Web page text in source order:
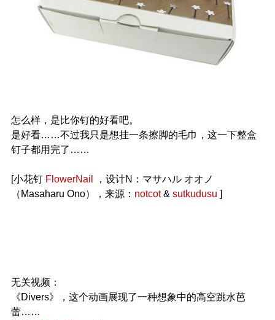
怎么样，是比你钉的好看吧。
是好看……不过我只是想挂一条擦脚的毛巾，这一下整盒
钉子都用完了……
[小花钉 FlowerNail
，设计N：マサハル オオノ
（Masaharu Ono），来源： notcot& sutkudusu ]
无关视频：
《Divers》，这个动画展现了一种想象中的高空跳水芭
蕾……